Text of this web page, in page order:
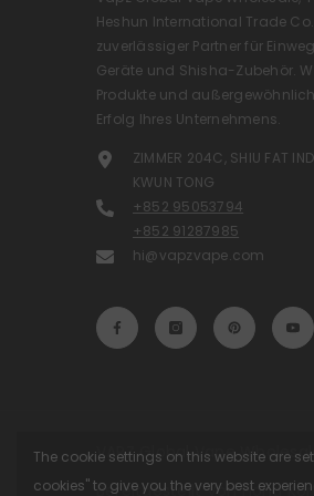
Heshun International Trade
zuverlässiger Partner für
Geräte und Shisha-Zubehör.
Produkte und
Erfolg Ihres Unternehmens.
ZIMMER 204C, SHIU FAT
KWUN TONG
+852 95053794
+852 91287985
hi@vapzvape.com
VAPZ Global Vape
Bereitgestellt Von Hong
The cookie settings on this website are
cookies" to give you the very best